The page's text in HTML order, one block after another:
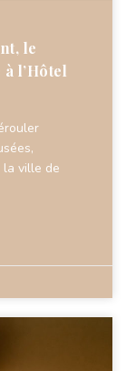
le
l’Hôtel
la ville de